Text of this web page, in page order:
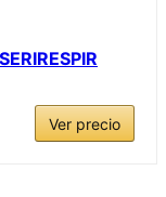
Ver precio